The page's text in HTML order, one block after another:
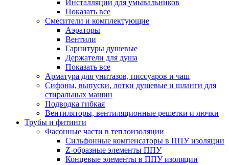
Инсталляции для умывальников
Показать все
Смесители и комплектующие
Аэраторы
Вентили
Гарнитуры душевые
Держатели для душа
Показать все
Арматура для унитазов, писсуаров и чаш
Сифоны, выпуски, лотки душевые и шланги для
стиральных машин
Подводка гибкая
Вентиляторы, вентиляционные решетки и лючки
Трубы и фитинги
Фасонные части в теплоизоляции
Cильфонные компенсаторы в ППУ изоляции
Z-образные элементы ППУ
Концевые элементы в ППУ изоляции